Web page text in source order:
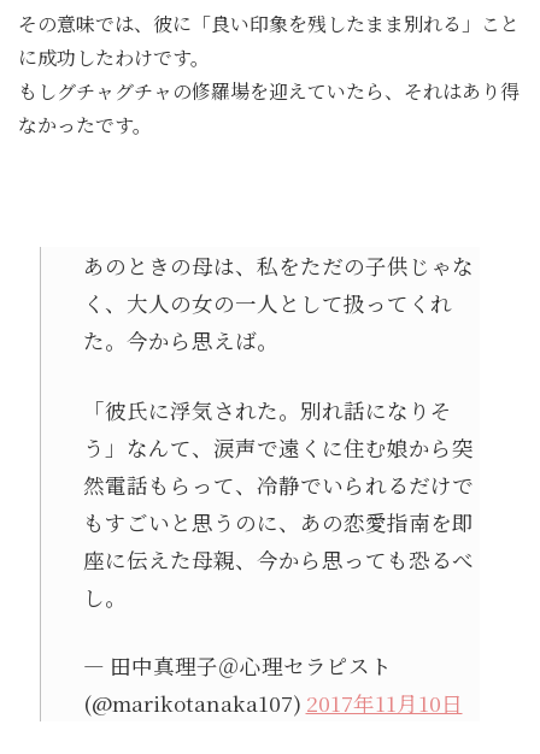
その意味では、彼に「良い印象を残したまま別れる」こと
に成功したわけです。
もしグチャグチャの修羅場を迎えていたら、それはあり得
なかったです。
あのときの母は、私をただの子供じゃな
く、大人の女の一人として扱ってくれ
た。今から思えば。
「彼氏に浮気された。別れ話になりそ
う」なんて、涙声で遠くに住む娘から突
然電話もらって、冷静でいられるだけで
もすごいと思うのに、あの恋愛指南を即
座に伝えた母親、今から思っても恐るべ
し。
— 田中真理子＠心理セラピスト
(@marikotanaka107) 2017年11月10日